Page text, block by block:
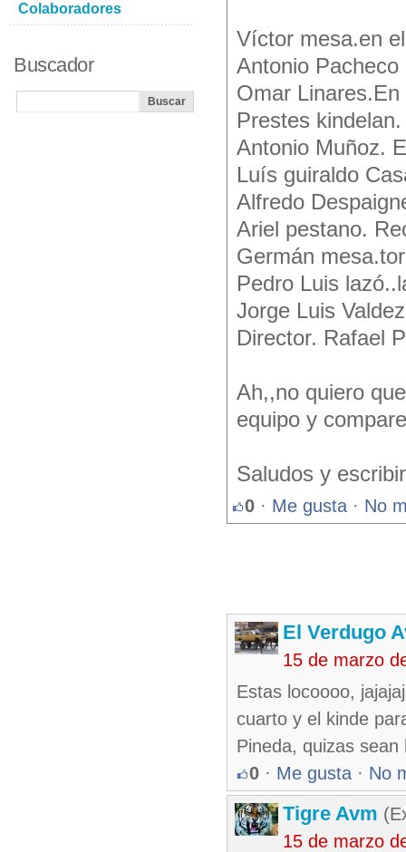
Víctor mesa.en
Antonio
Omar
Prestes
Antonio Muñoz.
Luís guiraldo
Alfredo
Ariel pestano.
Germán
Pedro Luis
Jorge Luis
Director. Rafael
Ah,,no quiero
equipo y
Saludos y
0 · Me gusta · No
El Verdugo
15 de marzo
Estas locoooo,
cuarto y el kinde
Pineda, quizas
0 · Me gusta · No
Tigre Avm
15 de marzo
Colaboradores
Buscador